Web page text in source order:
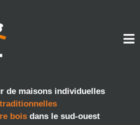
de maisons individuelles
traditionnelles
bois dans le sud-ouest